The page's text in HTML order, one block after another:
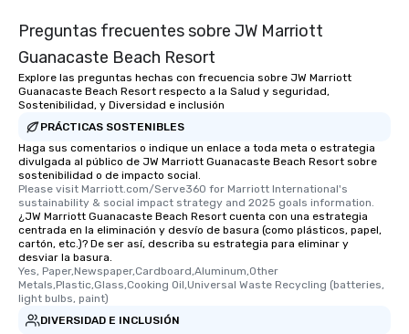
Preguntas frecuentes sobre JW Marriott
Guanacaste Beach Resort
Explore las preguntas hechas con frecuencia sobre JW Marriott
Guanacaste Beach Resort respecto a la Salud y seguridad,
Sostenibilidad, y Diversidad e inclusión
PRÁCTICAS SOSTENIBLES
Haga sus comentarios o indique un enlace a toda meta o estrategia
divulgada al público de JW Marriott Guanacaste Beach Resort sobre
sostenibilidad o de impacto social.
Please visit Marriott.com/Serve360 for Marriott International's
sustainability & social impact strategy and 2025 goals information.
¿JW Marriott Guanacaste Beach Resort cuenta con una estrategia
centrada en la eliminación y desvío de basura (como plásticos, papel,
cartón, etc.)? De ser así, describa su estrategia para eliminar y
desviar la basura.
Yes, Paper,Newspaper,Cardboard,Aluminum,Other
Metals,Plastic,Glass,Cooking Oil,Universal Waste Recycling (batteries,
light bulbs, paint)
DIVERSIDAD E INCLUSIÓN